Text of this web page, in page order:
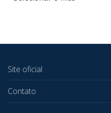
Site oficial
Contato